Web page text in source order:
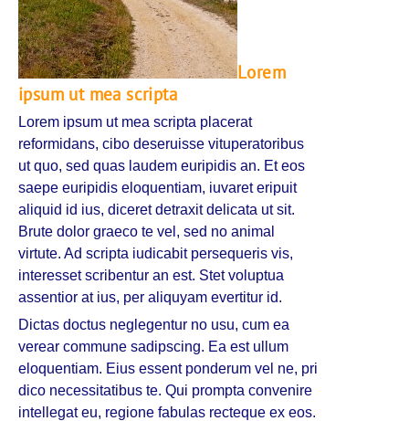
Lorem
ipsum ut mea scripta
Lorem ipsum ut mea scripta placerat
reformidans, cibo deseruisse vituperatoribus
ut quo, sed quas laudem euripidis an. Et eos
saepe euripidis eloquentiam, iuvaret eripuit
aliquid id ius, diceret detraxit delicata ut sit.
Brute dolor graeco te vel, sed no animal
virtute. Ad scripta iudicabit persequeris vis,
interesset scribentur an est. Stet voluptua
assentior at ius, per aliquyam evertitur id.
Dictas doctus neglegentur no usu, cum ea
verear commune sadipscing. Ea est ullum
eloquentiam. Eius essent ponderum vel ne, pri
dico necessitatibus te. Qui prompta convenire
intellegat eu, regione fabulas recteque ex eos.